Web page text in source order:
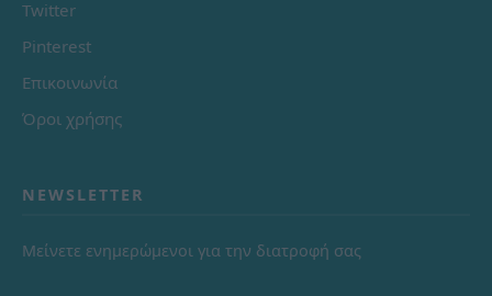
Twitter
Pinterest
Επικοινωνία
Όροι χρήσης
NEWSLETTER
Μείνετε ενημερώμενοι για την διατροφή σας